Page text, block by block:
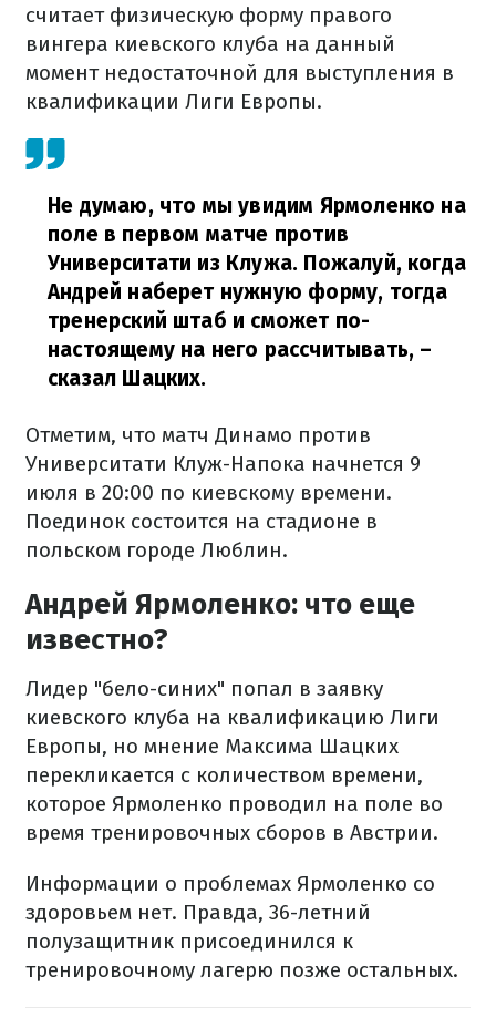
считает физическую форму правого
вингера киевского клуба на данный
момент недостаточной для выступления в
квалификации Лиги Европы.
Не думаю, что мы увидим Ярмоленко на
поле в первом матче против
Университати из Клужа. Пожалуй, когда
Андрей наберет нужную форму, тогда
тренерский штаб и сможет по-
настоящему на него рассчитывать, –
сказал Шацких.
Отметим, что матч Динамо против
Университати Клуж-Напока начнется 9
июля в 20:00 по киевскому времени.
Поединок состоится на стадионе в
польском городе Люблин.
Андрей Ярмоленко: что еще
известно?
Лидер "бело-синих" попал в заявку
киевского клуба на квалификацию Лиги
Европы, но мнение Максима Шацких
перекликается с количеством времени,
которое Ярмоленко проводил на поле во
время тренировочных сборов в Австрии.
Информации о проблемах Ярмоленко со
здоровьем нет. Правда, 36-летний
полузащитник присоединился к
тренировочному лагерю позже остальных.